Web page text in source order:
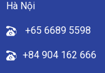
Hà Nội
+65 6689 5598
+84 904 162 666